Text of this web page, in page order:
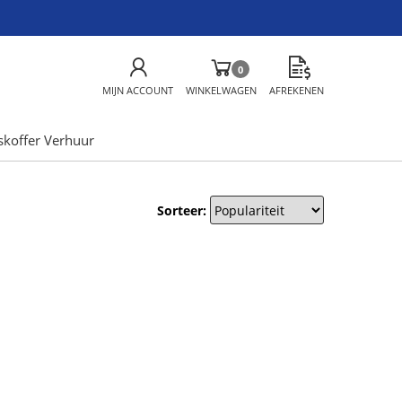
MIJN ACCOUNT
0
WINKELWAGEN
AFREKENEN
Verhuur
Sorteer: